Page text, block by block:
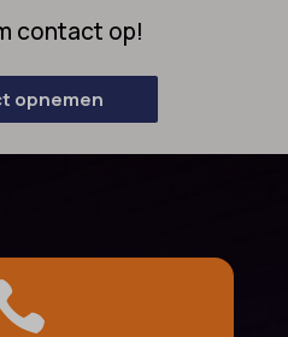
contact op!
opnemen